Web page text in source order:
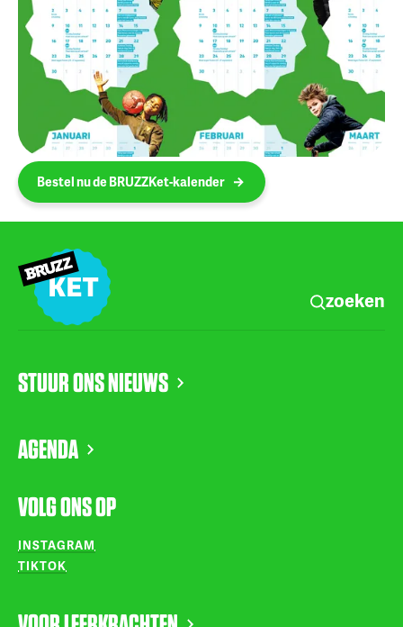
Bestel nu de BRUZZKet-kalender
zoeken
STUUR ONS NIEUWS
AGENDA
VOLG ONS OP
INSTAGRAM
TIKTOK